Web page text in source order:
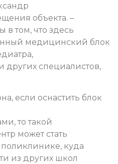
объекта. –
в том, что здесь
медицинский блок
других специалистов,
если оснастить блок
то такой
может стать
поликлинике, куда
из других школ